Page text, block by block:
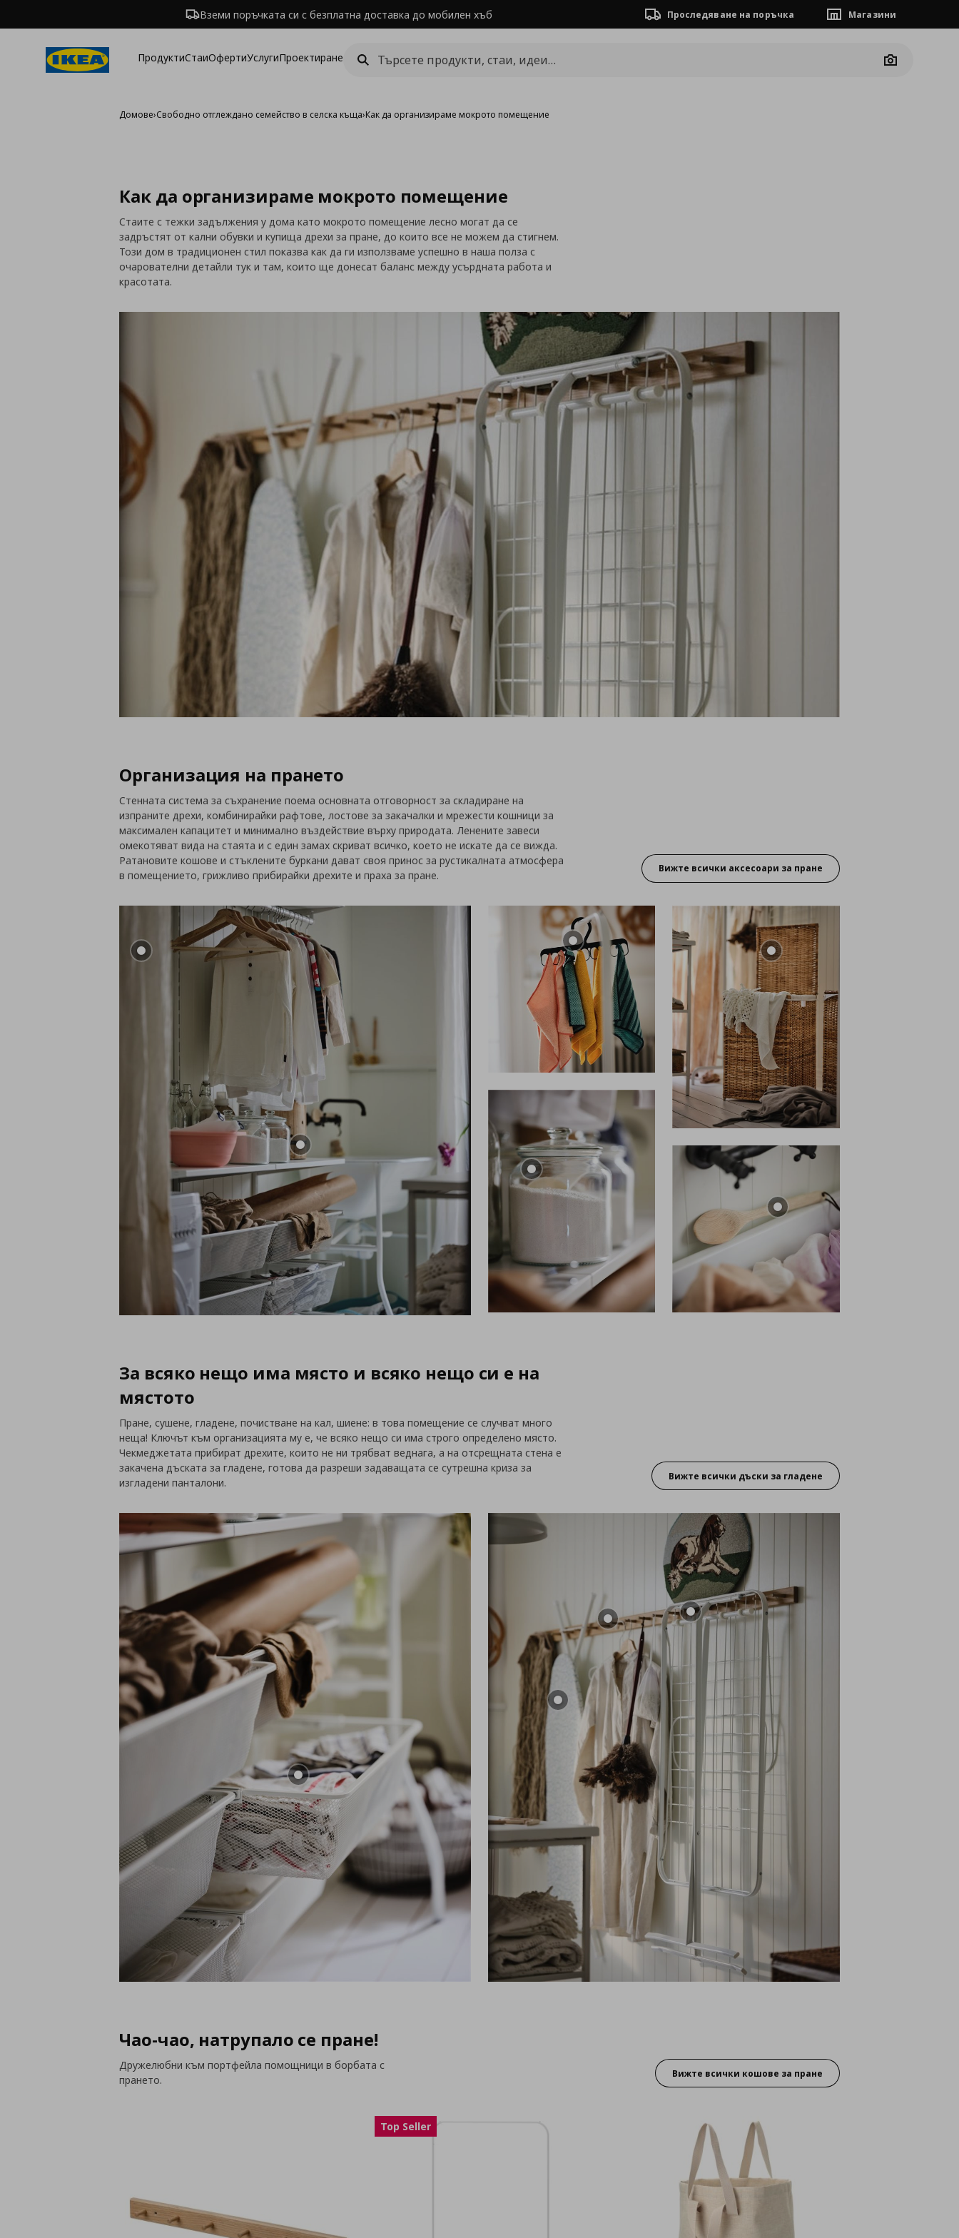
Вземи поръчката си с безплатна доставка до мобилен хъб Проследяване на поръчка Магазини
ПродуктиСтаиОфертиУслугиПроектиране
Camera
Домове›Свободно отглеждано семейство в селска къща›Как да организираме мокрото помещение
Как да организираме мокрото помещение
Стаите с тежки задължения у дома като мокрото помещение лесно могат да се
задръстят от кални обувки и купища дрехи за пране, до които все не можем да стигнем.
Този дом в традиционен стил показва как да ги използваме успешно в наша полза с
очарователни детайли тук и там, които ще донесат баланс между усърдната работа и
красотата.
Организация на прането
Стенната система за съхранение поема основната отговорност за складиране на
изпраните дрехи, комбинирайки рафтове, лостове за закачалки и мрежести кошници за
максимален капацитет и минимално въздействие върху природата. Ленените завеси
омекотяват вида на стаята и с един замах скриват всичко, което не искате да се вижда.
Ратановите кошове и стъклените буркани дават своя принос за рустикалната атмосфера
в помещението, грижливо прибирайки дрехите и праха за пране.
Вижте всички аксесоари за пране
За всяко нещо има място и всяко нещо си е на
мястото
Пране, сушене, гладене, почистване на кал, шиене: в това помещение се случват много
неща! Ключът към организацията му е, че всяко нещо си има строго определено място.
Чекмеджетата прибират дрехите, които не ни трябват веднага, а на отсрещната стена е
закачена дъската за гладене, готова да разреши задаващата се сутрешна криза за
изгладени панталони.
Вижте всички дъски за гладене
Чао-чао, натрупало се пране!
Дружелюбни към портфейла помощници в борбата с
прането.
Вижте всички кошове за пране
Top Seller